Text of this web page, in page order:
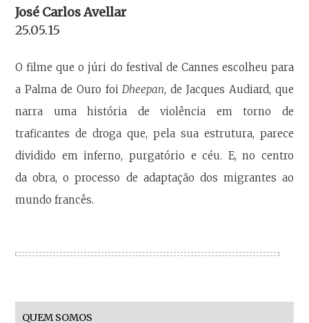
José Carlos Avellar
25.05.15
O filme que o júri do festival de Cannes escolheu para
a Palma de Ouro foi Dheepan, de Jacques Audiard, que
narra uma história de violência em torno de
traficantes de droga que, pela sua estrutura, parece
dividido em inferno, purgatório e céu. E, no centro
da obra, o processo de adaptação dos migrantes ao
mundo francês.
QUEM SOMOS